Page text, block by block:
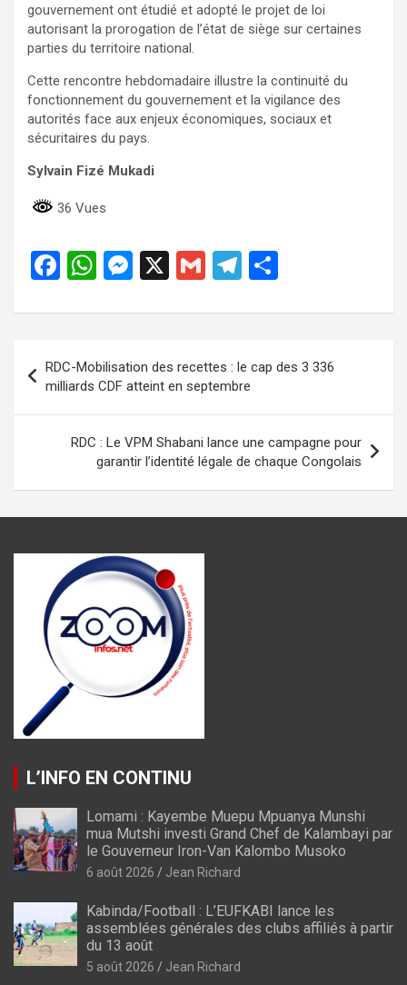
gouvernement ont étudié et adopté le projet de loi
autorisant la prorogation de l’état de siège sur certaines
parties du territoire national.
Cette rencontre hebdomadaire illustre la continuité du
fonctionnement du gouvernement et la vigilance des
autorités face aux enjeux économiques, sociaux et
sécuritaires du pays.
Sylvain Fizé Mukadi
36 Vues
F
ce
b
o
o
k
W
at
s
A
p
p
M
se
g
er
X
G
ail
T
e
a
m
ta
g
er
de
l’article
RDC-Mobilisation des recettes : le cap des 3 336
milliards CDF atteint en septembre
RDC : Le VPM Shabani lance une campagne pour
garantir l’identité légale de chaque Congolais
L’INFO EN CONTINU
Lomami : Kayembe Muepu Mpuanya Munshi
mua Mutshi investi Grand Chef de Kalambayi par
le Gouverneur Iron-Van Kalombo Musoko
6 août 2026 Jean Richard
Kabinda/Football : L’EUFKABI lance les
assemblées générales des clubs affiliés à partir
du 13 août
5 août 2026 Jean Richard